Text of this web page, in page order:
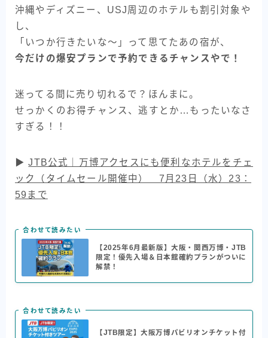
沖縄やディズニー、USJ周辺のホテルも割引対象や
し、
「いつか行きたいな〜」って思てたあの宿が、
今だけの爆安プランで予約できるチャンスやで！
迷ってる間に売り切れるで？ほんまに。
せっかくのお得チャンス、逃すとか…もったいなさ
すぎる！！
▶︎JTB公式｜万博アクセスにも便利なホテルをチェ
ック（タイムセール開催中） 7月23日（水）23：
59まで
合わせて読みたい
【2025年6月最新版】大阪・関西万博・JTB
限定！優先入場＆日本館確約プランがついに
解禁！
合わせて読みたい
【JTB限定】大阪万博パビリオンチケット付